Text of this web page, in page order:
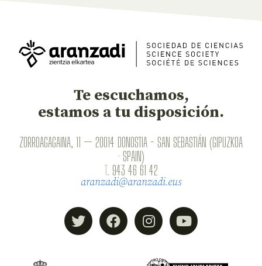
Te escuchamos,
estamos a tu disposición.
ZORROAGAGAINA, 11 — 20014 DONOSTIA - SAN SEBASTIÁN (GIPUZKOA
· SPAIN)
T. 943 46 61 42
aranzadi@aranzadi.eus